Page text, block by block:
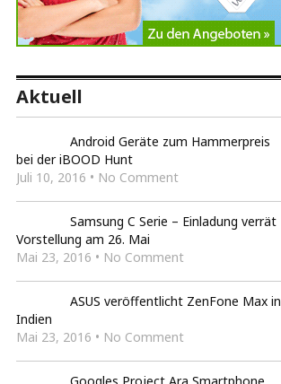
Aktuell
Android Geräte zum Hammerpreis
bei der iBOOD Hunt
Juli 10, 2016 • No Comment
Samsung C Serie – Einladung verrät
Vorstellung am 26. Mai
Mai 23, 2016 • No Comment
ASUS veröffentlicht ZenFone Max in
Indien
Mai 23, 2016 • No Comment
Googles Project Ara Smartphone